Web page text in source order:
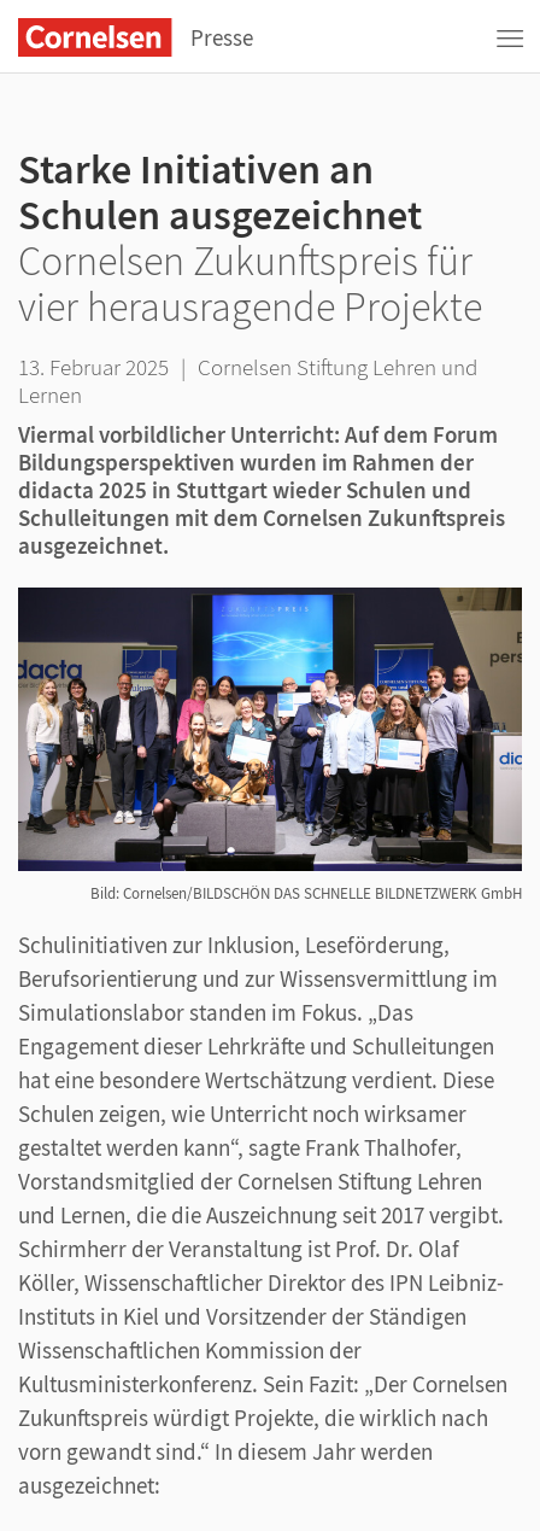
Presse
Starke Initiativen an
Schulen ausgezeichnet
Cornelsen Zukunftspreis für
vier herausragende Projekte
13. Februar 2025 | Cornelsen Stiftung Lehren und
Lernen
Viermal vorbildlicher Unterricht: Auf dem Forum
Bildungsperspektiven wurden im Rahmen der
didacta 2025 in Stuttgart wieder Schulen und
Schulleitungen mit dem Cornelsen Zukunftspreis
ausgezeichnet.
Bild: Cornelsen/BILDSCHÖN DAS SCHNELLE BILDNETZWERK GmbH
Schulinitiativen zur Inklusion, Leseförderung,
Berufsorientierung und zur Wissensvermittlung im
Simulationslabor standen im Fokus. „Das
Engagement dieser Lehrkräfte und Schulleitungen
hat eine besondere Wertschätzung verdient. Diese
Schulen zeigen, wie Unterricht noch wirksamer
gestaltet werden kann“, sagte Frank Thalhofer,
Vorstandsmitglied der Cornelsen Stiftung Lehren
und Lernen, die die Auszeichnung seit 2017 vergibt.
Schirmherr der Veranstaltung ist Prof. Dr. Olaf
Köller, Wissenschaftlicher Direktor des IPN Leibniz-
Instituts in Kiel und Vorsitzender der Ständigen
Wissenschaftlichen Kommission der
Kultusministerkonferenz. Sein Fazit: „Der Cornelsen
Zukunftspreis würdigt Projekte, die wirklich nach
vorn gewandt sind.“ In diesem Jahr werden
ausgezeichnet: